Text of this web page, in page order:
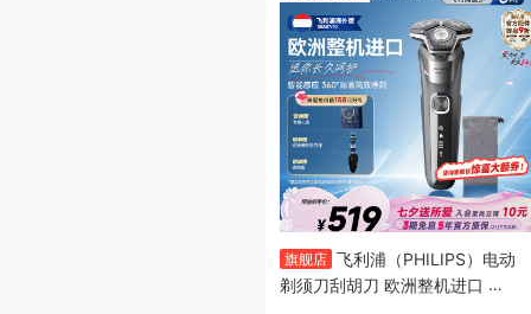
旗舰店 飞利浦（PHILIPS）电动
剃须刀刮胡刀 欧洲整机进口 经